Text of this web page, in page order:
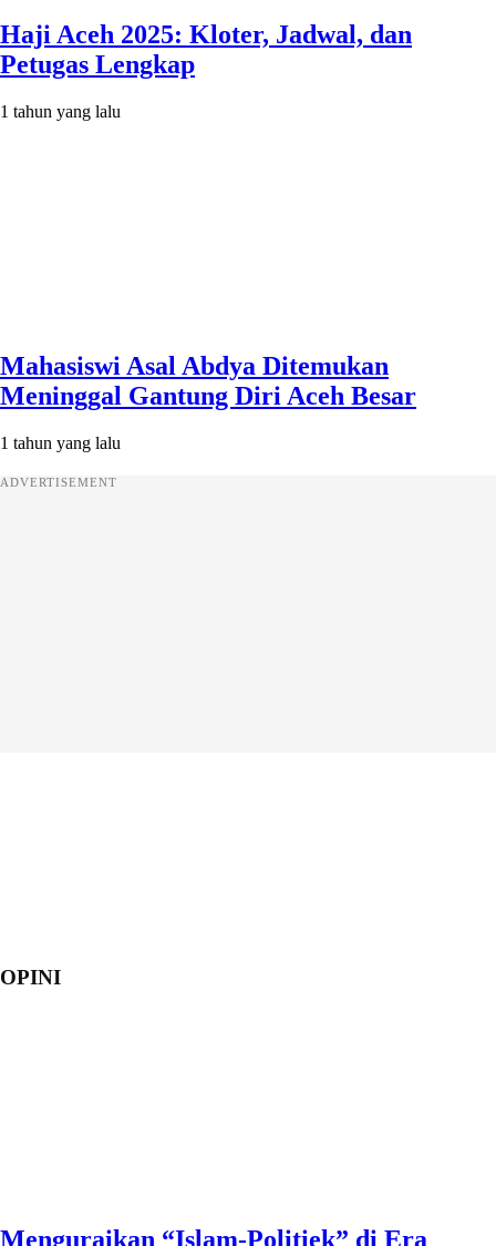
Haji Aceh 2025: Kloter, Jadwal, dan
Petugas Lengkap
1 tahun yang lalu
Mahasiswi Asal Abdya Ditemukan
Meninggal Gantung Diri Aceh Besar
1 tahun yang lalu
ADVERTISEMENT
OPINI
Menguraikan “Islam-Politiek” di Era